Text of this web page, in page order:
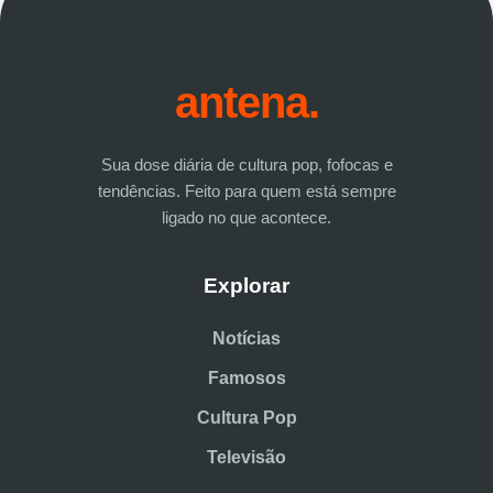
antena.
Sua dose diária de cultura pop, fofocas e
tendências. Feito para quem está sempre
ligado no que acontece.
Explorar
Notícias
Famosos
Cultura Pop
Televisão